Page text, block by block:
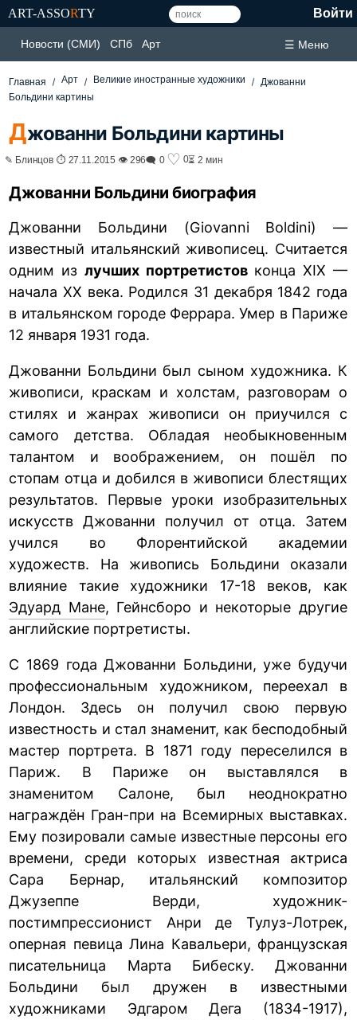
ART-ASSORTY Войти
Новости (СМИ) СПб Арт ☰ Меню
Главная Арт Великие иностранные художники
Джованни
Больдини картины
Джованни Больдини картины
✎ Блинцов ⏱ 27.11.2015 👁 296🗨 0 ♡ 0⏳ 2 мин
Джованни Больдини биография
Джованни Больдини (Giovanni Boldini) —
известный итальянский живописец. Считается
одним из лучших портретистовконца XIX —
начала XX века. Родился 31 декабря 1842 года
в итальянском городе Феррара. Умер в Париже
12 января 1931 года.
Джованни Больдини был сыном художника. К
живописи, краскам и холстам, разговорам о
стилях и жанрах живописи он приучился с
самого детства. Обладая необыкновенным
талантом и воображением, он пошёл по
стопам отца и добился в живописи блестящих
результатов. Первые уроки изобразительных
искусств Джованни получил от отца. Затем
учился во Флорентийской академии
художеств. На живопись Больдини оказали
влияние такие художники 17-18 веков, как
Эдуард Мане, Гейнсборо и некоторые другие
английские портретисты.
С 1869 года Джованни Больдини, уже будучи
профессиональным художником, переехал в
Лондон. Здесь он получил свою первую
известность и стал знаменит, как бесподобный
мастер портрета. В 1871 году переселился в
Париж. В Париже он выставлялся в
знаменитом Салоне, был неоднократно
награждён Гран-при на Всемирных выставках.
Ему позировали самые известные персоны его
времени, среди которых известная актриса
Сара Бернар, итальянский композитор
Джузеппе Верди, художник-
постимпрессионист Анри де Тулуз-Лотрек,
оперная певица Лина Кавальери, французская
писательница Марта Бибеску. Джованни
Больдини был дружен в известными
художниками Эдгаром Дега (1834-1917),